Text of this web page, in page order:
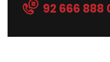
92 666 888